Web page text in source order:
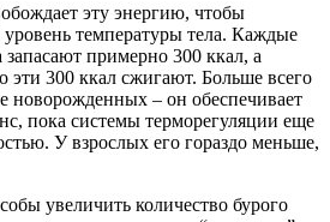
эту энергию, чтобы
температуры тела. Каждые
примерно 300 ккал, а
эти 300 ккал сжигают. Больше всего
новорожденных – он обеспечивает
пока системы терморегуляции еще
У взрослых его гораздо меньше,
увеличить количество бурого